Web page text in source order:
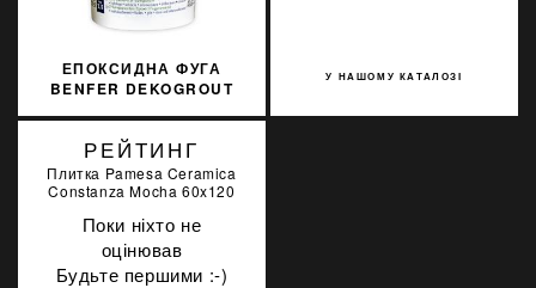
ЕПОКСИДНА ФУГА
BENFER DEKOGROUT
У НАШОМУ КАТАЛОЗІ
РЕЙТИНГ
Плитка Pamesa Ceramica
Constanza Mocha 60x120
Поки ніхто не
оцінював
Будьте першими :-)